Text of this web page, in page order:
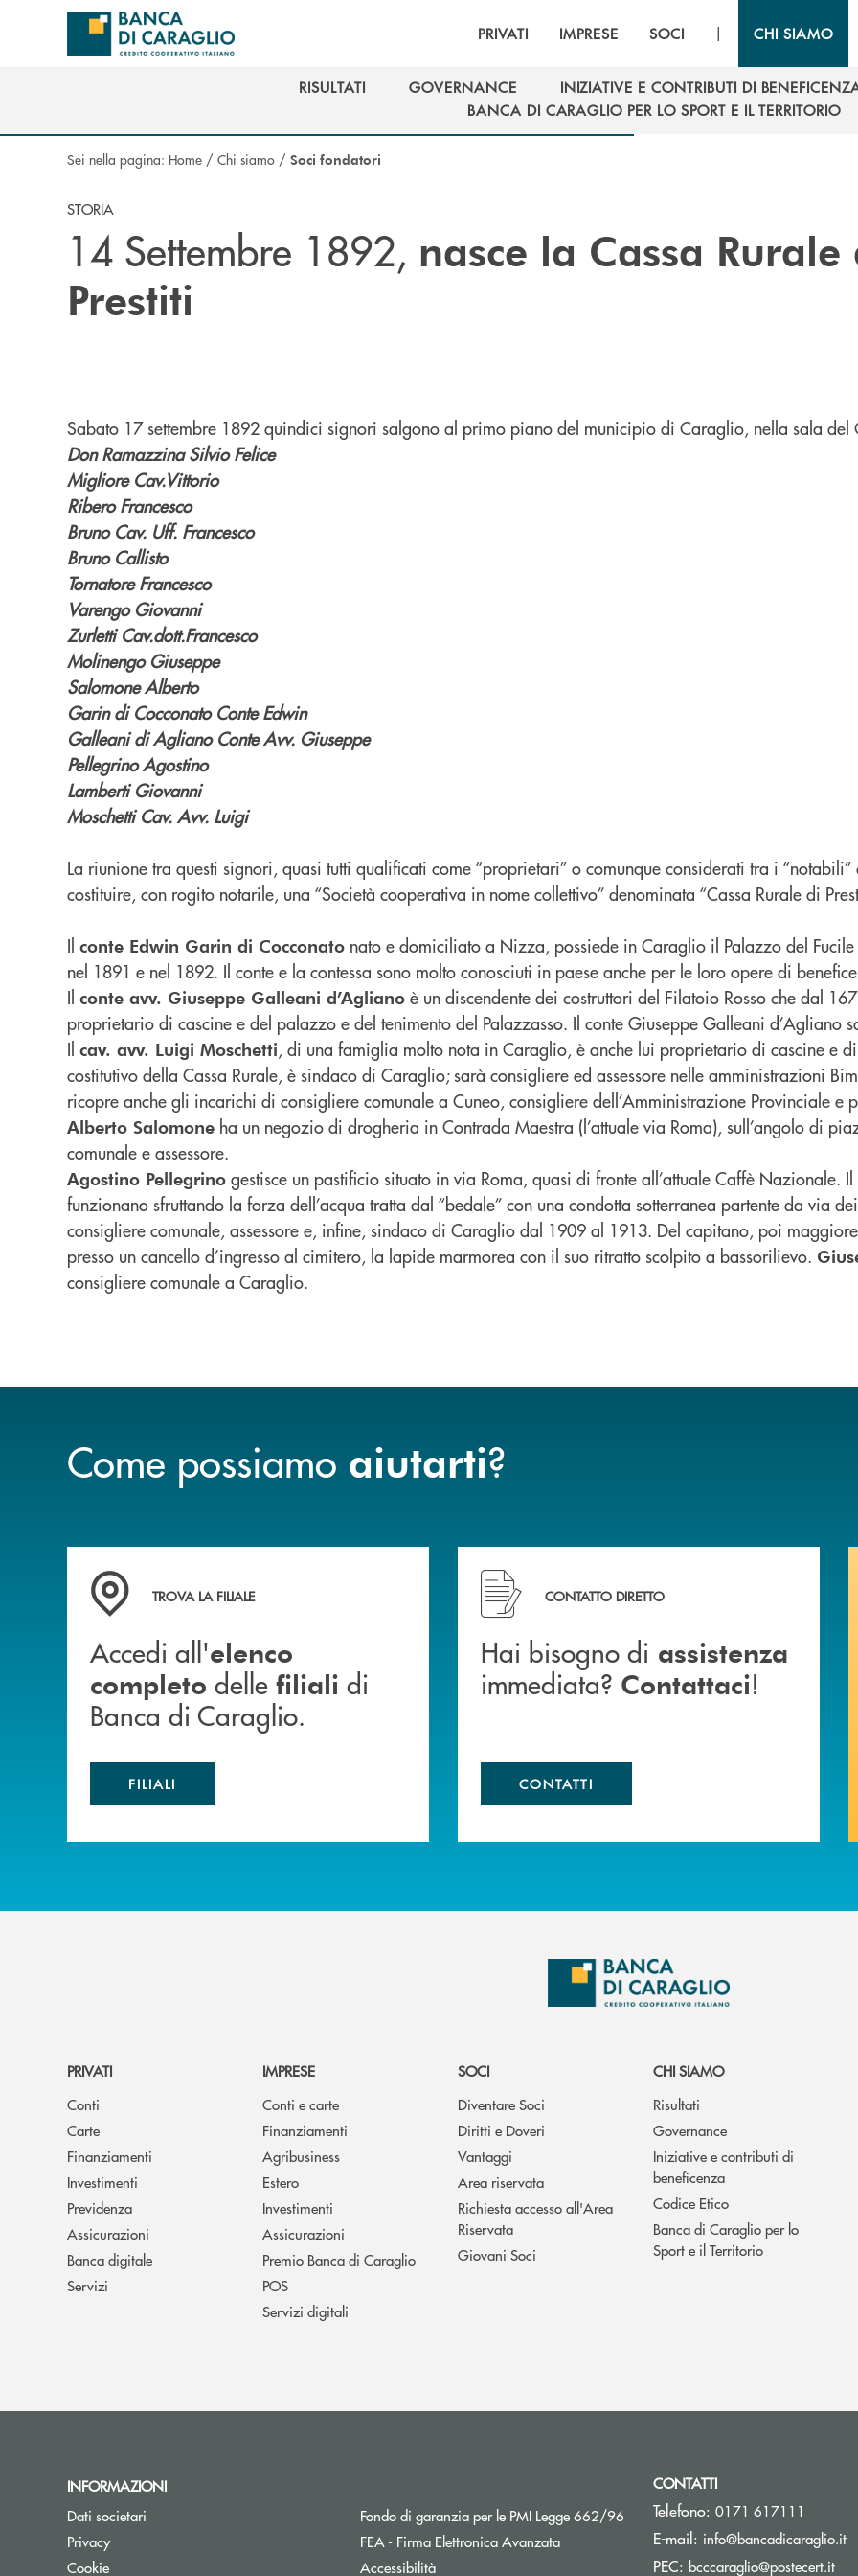
Salta al contenuto principale
PRIVATI IMPRESE SOCI | CHI SIAMO
RISULTATI
GOVERNANCE
GOVERNANCE
INIZIATIVE E CONTRIBUTI DI
INIZIATIVE E CONTRIBUTI DI BENEFICENZA
BANCA DI CARAGLIO PER LO SPORT E IL TERRITORIO
BANCA DI CARAGLIO PER LO SPORT E IL TERRITORIO
Sei nella pagina: Home / Chi siamo / Soci fondatori
STORIA
14 Settembre 1892, nasce la Cassa Rurale
Prestiti
Sabato 17 settembre 1892 quindici signori salgono al primo piano del municipio di Caraglio, nella sala del
Don Ramazzina Silvio Felice
Migliore Cav.Vittorio
Ribero Francesco
Bruno Cav. Uff. Francesco
Bruno Callisto
Tornatore Francesco
Varengo Giovanni
Zurletti Cav.dott.Francesco
Molinengo Giuseppe
Salomone Alberto
Garin di Cocconato Conte Edwin
Galleani di Agliano Conte Avv. Giuseppe
Pellegrino Agostino
Lamberti Giovanni
Moschetti Cav. Avv. Luigi
La riunione tra questi signori, quasi tutti qualificati come “proprietari” o comunque considerati tra i
costituire, con rogito notarile, una “Società cooperativa in nome collettivo” denominata “Cassa Rurale di
Il conte Edwin Garin di Cocconato nato e domiciliato a Nizza, possiede in Caraglio il Palazzo del
nel 1891 e nel 1892. Il conte e la contessa sono molto conosciuti in paese anche per le loro opere di
Il conte avv. Giuseppe Galleani d’Agliano è un discendente dei costruttori del Filatoio Rosso che dal
proprietario di cascine e del palazzo e del tenimento del Palazzasso. Il conte Giuseppe Galleani d’Agliano
Il cav. avv. Luigi Moschetti, di una famiglia molto nota in Caraglio, è anche lui proprietario di cascine e
costitutivo della Cassa Rurale, è sindaco di Caraglio; sarà consigliere ed assessore nelle amministrazioni
ricopre anche gli incarichi di consigliere comunale a Cuneo, consigliere dell’Amministrazione Provinciale e
Alberto Salomone ha un negozio di drogheria in Contrada Maestra (l’attuale via Roma), sull’angolo di
comunale e assessore.
Agostino Pellegrino gestisce un pastificio situato in via Roma, quasi di fronte all’attuale Caffè Nazionale.
funzionano sfruttando la forza dell’acqua tratta dal “bedale” con una condotta sotterranea partente da via
consigliere comunale, assessore e, infine, sindaco di Caraglio dal 1909 al 1913. Del capitano, poi
presso un cancello d’ingresso al cimitero, la lapide marmorea con il suo ritratto scolpito a bassorilievo.
consigliere comunale a Caraglio.
Come possiamo aiutarti?
Accedi all' elenco completo delle filiali di Banca di Caraglio.
TROVA LA FILIALE
Accedi all'elenco
completo delle filiali di
Banca di Caraglio.
FILIALI
Hai bisogno di assistenza immediata? Contattaci !
CONTATTO DIRETTO
Hai bisogno di assistenza
immediata? Contattaci!
CONTATTI
PRIVATI
Conti
Carte
Finanziamenti
Investimenti
Previdenza
Assicurazioni
Banca digitale
Servizi
IMPRESE
Conti e carte
Finanziamenti
Agribusiness
Estero
Investimenti
Assicurazioni
Premio Banca di Caraglio
POS
Servizi digitali
SOCI
Diventare Soci
Diritti e Doveri
Vantaggi
Area riservata
Richiesta accesso all'Area
Riservata
Giovani Soci
CHI SIAMO
Risultati
Governance
Iniziative e contributi di
beneficenza
Codice Etico
Banca di Caraglio per lo
Sport e il Territorio
INFORMAZIONI
Dati societari
Privacy
Cookie
Fondo di garanzia per le PMI Legge 662/96 Apre una nuova finestra
FEA - Firma Elettronica Avanzata
AccessibilitàApre una nuova finestra
CONTATTI
Telefono: 0171 617111
E-mail: info@bancadicaraglio.it
PEC: bcccaraglio@postecert.it(si